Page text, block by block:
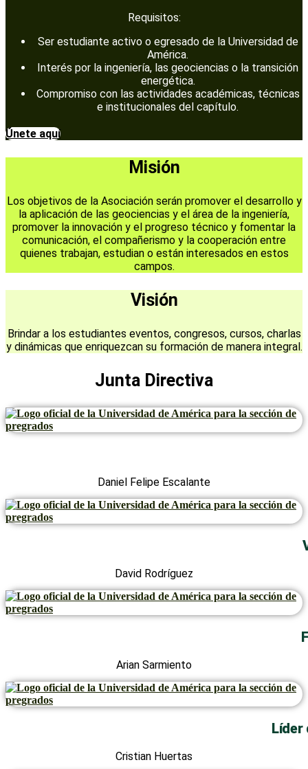
Requisitos:
Ser estudiante activo o egresado de la Universidad de
América.
Interés por la ingeniería, las geociencias o la transición
energética.
Compromiso con las actividades académicas, técnicas
e institucionales del capítulo.
Únete aquí
Misión
Los objetivos de la Asociación serán promover el desarrollo y
la aplicación de las geociencias y el área de la ingeniería,
promover la innovación y el progreso técnico y fomentar la
comunicación, el compañerismo y la cooperación entre
quienes trabajan, estudian o están interesados en estos
campos.
Visión
Brindar a los estudiantes eventos, congresos, cursos, charlas
y dinámicas que enriquezcan su formación de manera integral.
Junta Directiva
Daniel Felipe Escalante
David Rodríguez
Arian Sarmiento
Líder
Cristian Huertas